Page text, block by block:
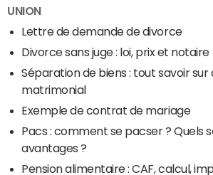
UNION
Lettre de demande de divorce
Divorce sans juge : loi, prix et notaire
Séparation de biens : tout savoir sur
matrimonial
Exemple de contrat de mariage
Pacs : comment se pacser ? Quels
avantages ?
Pension alimentaire : CAF, calcul,